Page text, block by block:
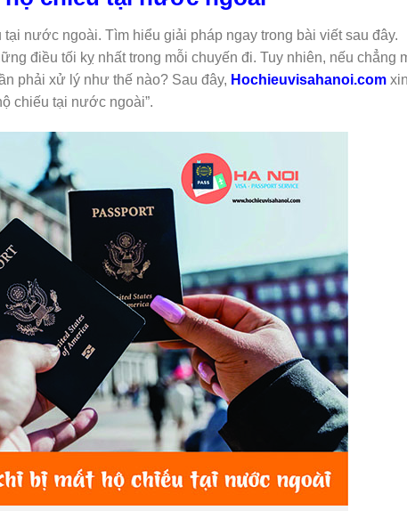
nước ngoài. Tìm hiểu giải pháp ngay trong bài viết sau đây.
điều tối kỵ nhất trong mỗi chuyến đi. Tuy nhiên, nếu chẳng
phải xử lý như thế nào? Sau đây, Hochieuvisahanoi.com xin
chiếu tại nước ngoài”.